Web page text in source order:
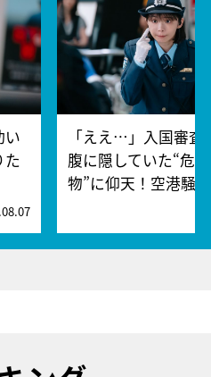
い
た
「ええ…」入国審査
腹に隠していた“危
物”に仰天！空港騒